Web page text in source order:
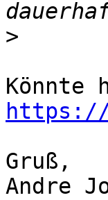
>
https://
Gruß,
Andre